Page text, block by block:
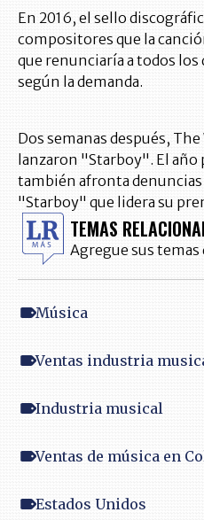
En 2016, el sello
compositores que la
que renunciaría a todos los
según la demanda.
Dos semanas después,
lanzaron "Starboy". El año
también afronta denuncias
"Starboy" que lidera su
TEMAS
Agregue sus temas
Música
Ventas industria
Industria musical
Ventas de música en
Estados Unidos